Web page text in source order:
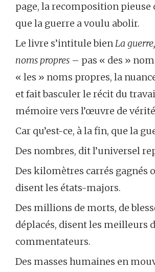
page, la recomposition pieuse
que la guerre a voulu abolir.
Le livre s’intitule bienLa
noms propres – pas « des »
« les » noms propres, la
et fait basculer le récit du
mémoire vers l’œuvre de
Car qu’est-ce, à la fin, que la
Des nombres, dit l’universel
Des kilomètres carrés gagnés
disent les états-majors.
Des millions de morts, de
déplacés, disent les meilleurs
commentateurs.
Des masses humaines en